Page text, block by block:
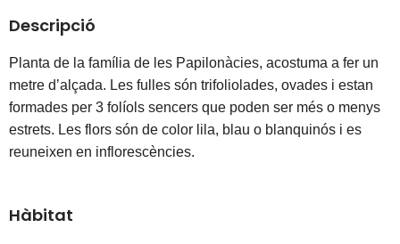
Descripció
Planta de la família de les Papilonàcies, acostuma a fer un
metre d’alçada. Les fulles són trifoliolades, ovades i estan
formades per 3 folíols sencers que poden ser més o menys
estrets. Les flors són de color lila, blau o blanquinós i es
reuneixen en inflorescències.
Hàbitat